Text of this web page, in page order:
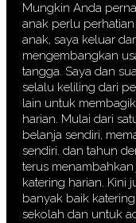
Mungkin Anda
anak perlu perhatian
anak, saya keluar
mengembangkan
tangga. Saya dan
selalu keliling dari
lain untuk
harian. Mulai dari
belanja sendiri,
sendiri. dan tahun
terus
katering harian. Kini
banyak baik
sekolah dan untuk